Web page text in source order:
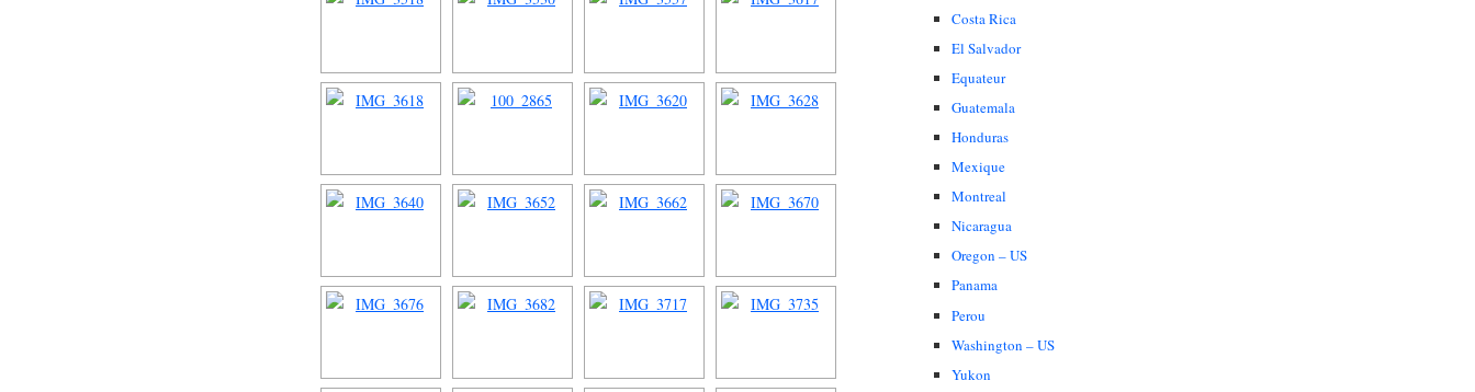
Costa Rica
El Salvador
Equateur
Guatemala
Honduras
Mexique
Montreal
Nicaragua
Oregon – US
Panama
Perou
Washington – US
Yukon